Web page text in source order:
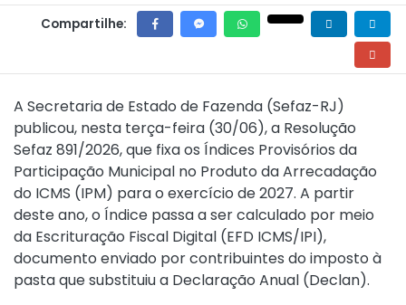
Compartilhe:
A Secretaria de Estado de Fazenda (Sefaz-RJ)
publicou, nesta terça-feira (30/06), a Resolução
Sefaz 891/2026, que fixa os Índices Provisórios da
Participação Municipal no Produto da Arrecadação
do ICMS (IPM) para o exercício de 2027. A partir
deste ano, o Índice passa a ser calculado por meio
da Escrituração Fiscal Digital (EFD ICMS/IPI),
documento enviado por contribuintes do imposto à
pasta que substituiu a Declaração Anual (Declan).